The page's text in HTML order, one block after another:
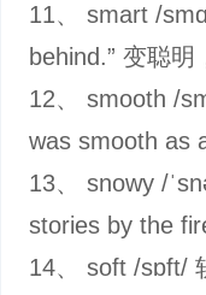
11、 smart /
behind.” 变聪明
12、 smooth /
was smooth as
13、 snowy /
stories by the
14、 soft /sɒft/